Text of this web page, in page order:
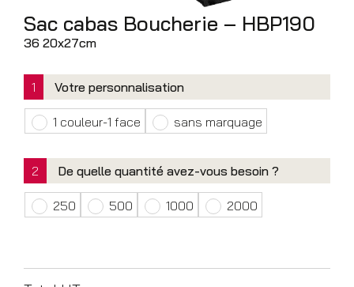
Sac cabas Boucherie – HBP190
36 20x27cm
1 Votre personnalisation
1 couleur-1 face sans marquage
2 De quelle quantité avez-vous besoin ?
250 500 1000 2000